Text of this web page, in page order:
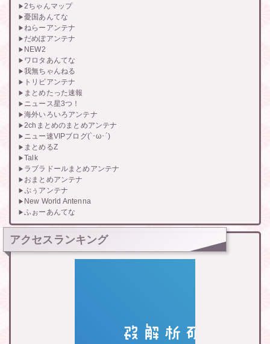
2ちゃんマップ
憂国あんてな
ねらーアンテナ
だめぽアンテナ
NEW2
ワロタあんてな
我無ちゃんねる
トリビアンテナ
まとめたった速報
ニュース星3つ！
海外いろいろアンテナ
2chまとめのまとめアンテナ
ニュー速VIPブログ(`･ω･´)
まとめるZ
Talk
ラブラドールまとめアンテナ
おまとめアンテナ
ぷぅアンテナ
New World Antenna
ふぉーあんてな
アクセスランキング